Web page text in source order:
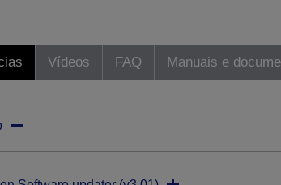
Vídeos FAQ Manuais e